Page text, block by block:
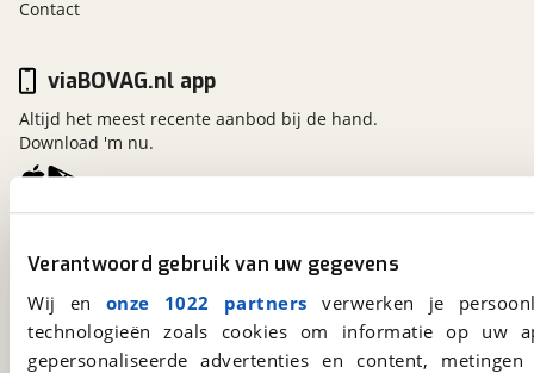
Verantwoord gebruik van uw gegevens
Wij en onze 1022 partners verwerken je
technologieën zoals cookies om informatie op
gepersonaliseerde advertenties en content,
Contact
Kosterijland15
Een initiatief van
BOVAG
viaBOVAG.nl app
Altijd het meest recente aanbod bij de hand.
Download 'm nu.